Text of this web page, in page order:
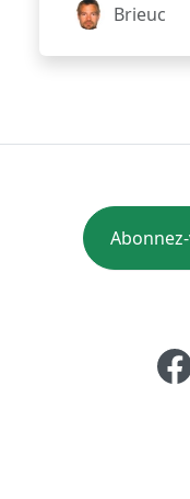
Brieuc